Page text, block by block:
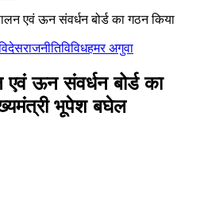
एवं ऊन संवर्धन बोर्ड का गठन किया
राजनीतिविविधहमर अगुवा
ऊन संवर्धन बोर्ड का
भूपेश बघेल